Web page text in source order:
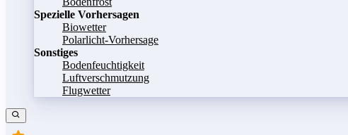
Spezielle Vorhersagen
Biowetter
Polarlicht-Vorhersage
Sonstiges
Bodenfeuchtigkeit
Luftverschmutzung
Flugwetter